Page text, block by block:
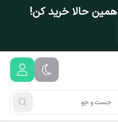
ما باش!